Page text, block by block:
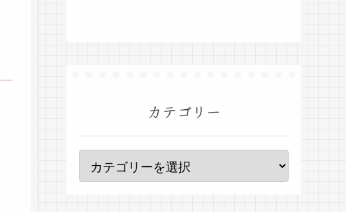
カテゴリー